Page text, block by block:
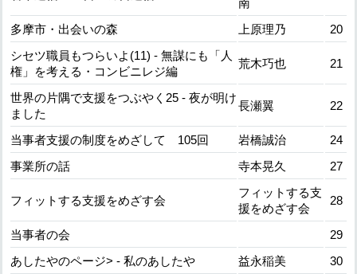
南
多摩市・出会いの森 上原理乃
20
シセツ職員もつらいよ(11) - 無謀にも「人
権」を考える・コンビニレジ編
荒木巧也 21
世界の片隅で支援をつぶやく25 - 夜が明け
ました
長瀬翼 22
当事者支援の制度をめざして 105回 岩橋誠治
24
事業所の話
寺本晃久 27
フィットする支援をめざす会
フィットする支
援をめざす会
28
当事者の会
29
あしたやのページ> - 私のあしたや
益永稲美 30